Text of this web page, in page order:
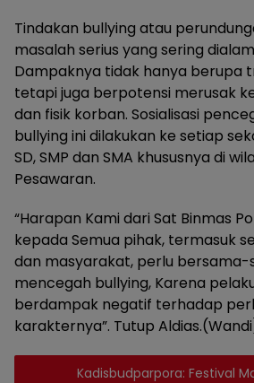
Tindakan bullying atau
masalah serius yang sering
Dampaknya tidak hanya berupa
tetapi juga berpotensi merusak
dan fisik korban. Sosialisasi
bullying ini dilakukan ke setiap
SD, SMP dan SMA khususnya di
Pesawaran.
“Harapan Kami dari Sat Binmas
kepada Semua pihak, termasuk
dan masyarakat, perlu
mencegah bullying, Karena
berdampak negatif terhadap
karakternya”. Tutup
Kadisbudparpora: Festival